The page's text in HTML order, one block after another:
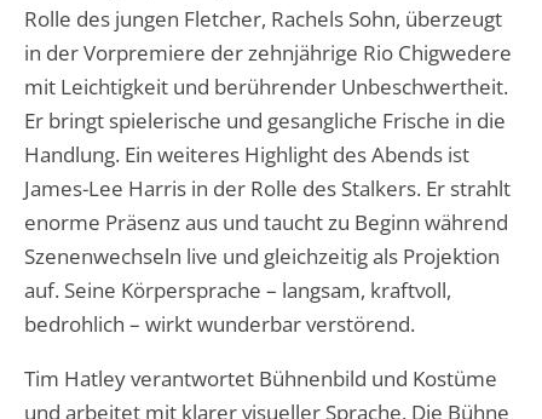
Rolle des jungen Fletcher, Rachels Sohn, überzeugt
in der Vorpremiere der zehnjährige Rio Chigwedere
mit Leichtigkeit und berührender Unbeschwertheit.
Er bringt spielerische und gesangliche Frische in die
Handlung. Ein weiteres Highlight des Abends ist
James-Lee Harris in der Rolle des Stalkers. Er strahlt
enorme Präsenz aus und taucht zu Beginn während
Szenenwechseln live und gleichzeitig als Projektion
auf. Seine Körpersprache – langsam, kraftvoll,
bedrohlich – wirkt wunderbar verstörend.
Tim Hatley verantwortet Bühnenbild und Kostüme
und arbeitet mit klarer visueller Sprache. Die Bühne